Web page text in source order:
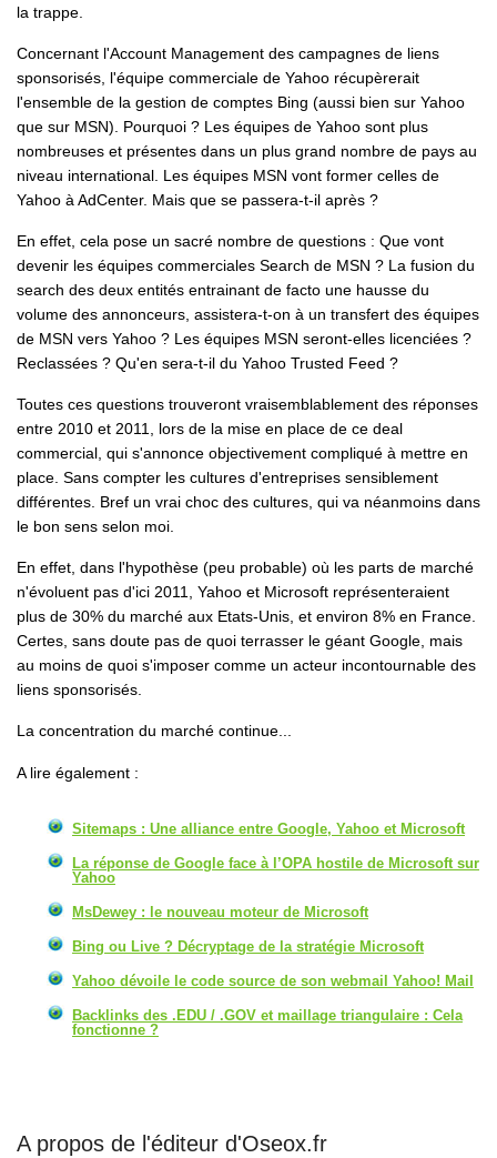
la trappe.
Concernant l'Account Management des campagnes de liens
sponsorisés, l'équipe commerciale de Yahoo récupèrerait
l'ensemble de la gestion de comptes Bing (aussi bien sur Yahoo
que sur MSN). Pourquoi ? Les équipes de Yahoo sont plus
nombreuses et présentes dans un plus grand nombre de pays au
niveau international. Les équipes MSN vont former celles de
Yahoo à AdCenter. Mais que se passera-t-il après ?
En effet, cela pose un sacré nombre de questions : Que vont
devenir les équipes commerciales Search de MSN ? La fusion du
search des deux entités entrainant de facto une hausse du
volume des annonceurs, assistera-t-on à un transfert des équipes
de MSN vers Yahoo ? Les équipes MSN seront-elles licenciées ?
Reclassées ? Qu'en sera-t-il du Yahoo Trusted Feed ?
Toutes ces questions trouveront vraisemblablement des réponses
entre 2010 et 2011, lors de la mise en place de ce deal
commercial, qui s'annonce objectivement compliqué à mettre en
place. Sans compter les cultures d'entreprises sensiblement
différentes. Bref un vrai choc des cultures, qui va néanmoins dans
le bon sens selon moi.
En effet, dans l'hypothèse (peu probable) où les parts de marché
n'évoluent pas d'ici 2011, Yahoo et Microsoft représenteraient
plus de 30% du marché aux Etats-Unis, et environ 8% en France.
Certes, sans doute pas de quoi terrasser le géant Google, mais
au moins de quoi s'imposer comme un acteur incontournable des
liens sponsorisés.
La concentration du marché continue...
A lire également :
Sitemaps : Une alliance entre Google, Yahoo et Microsoft
La réponse de Google face à l’OPA hostile de Microsoft sur
Yahoo
MsDewey : le nouveau moteur de Microsoft
Bing ou Live ? Décryptage de la stratégie Microsoft
Yahoo dévoile le code source de son webmail Yahoo! Mail
Backlinks des .EDU / .GOV et maillage triangulaire : Cela
fonctionne ?
A propos de l'éditeur d'Oseox.fr